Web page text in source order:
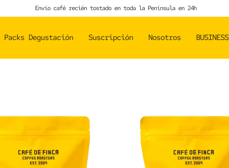
Envío café recién tostado en toda la Península en 24h
Packs Degustación Suscripción Nosotros BUSINESS